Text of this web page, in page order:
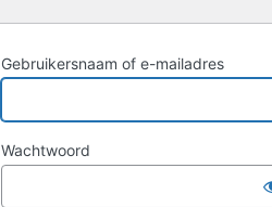
Gebruikersnaam of e-mailadres
Wachtwoord